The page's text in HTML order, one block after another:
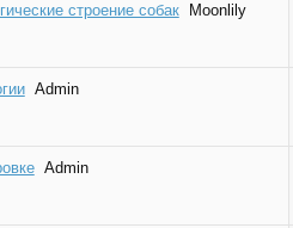
строение собак Moonlily
Admin
Admin